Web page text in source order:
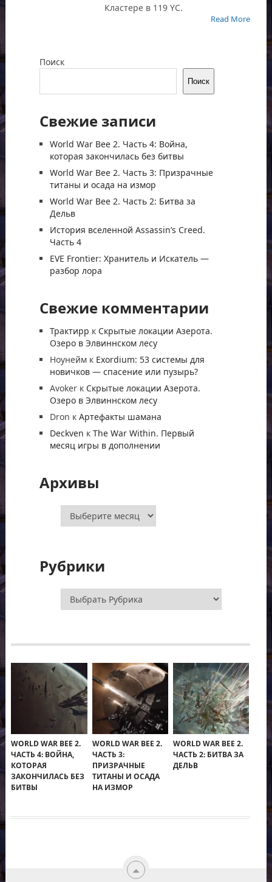
Кластере в 119 YC.
Read More
Поиск
Поиск
Свежие записи
World War Bee 2. Часть 4: Война,
которая закончилась без битвы
World War Bee 2. Часть 3: Призрачные
титаны и осада на измор
World War Bee 2. Часть 2: Битва за
Дельв
История вселенной Assassin’s Creed.
Часть 4
EVE Frontier: Хранитель и Искатель —
разбор лора
Свежие комментарии
Трактирр к Скрытые локации Азерота.
Озеро в Элвиннском лесу
Ноунейм к Exordium: 53 системы для
новичков — спасение или пузырь?
Avoker к Скрытые локации Азерота.
Озеро в Элвиннском лесу
Dron кАртефакты шамана
Deckven кThe War Within. Первый
месяц игры в дополнении
Архивы
Архивы
Рубрики
Рубрики
WORLD WAR BEE 2.
ЧАСТЬ 4: ВОЙНА,
КОТОРАЯ
ЗАКОНЧИЛАСЬ БЕЗ
БИТВЫ
WORLD WAR BEE 2.
ЧАСТЬ 3:
ПРИЗРАЧНЫЕ
ТИТАНЫ И ОСАДА
НА ИЗМОР
WORLD WAR BEE 2.
ЧАСТЬ 2: БИТВА ЗА
ДЕЛЬВ